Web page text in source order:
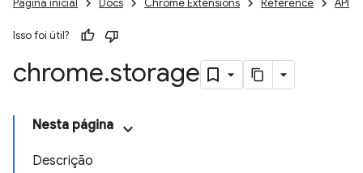
Página inicial Docs Chrome Extensions Reference API
Isso foi útil?
chrome.storage
Nesta página
Descrição